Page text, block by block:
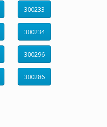
300233
300234
300296
300286